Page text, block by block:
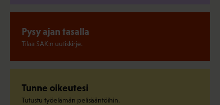
Pysy ajan tasalla
Tilaa SAK:n uutiskirje.
Tunne oikeutesi
Tutustu työelämän pelisääntöihin.